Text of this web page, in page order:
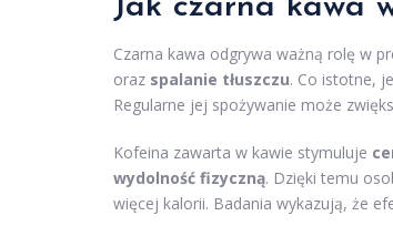
Jak czarna kawa
Czarna kawa odgrywa ważną rolę w
oraz spalanie tłuszczu. Co istotne,
Regularne jej spożywanie może
Kofeina zawarta w kawie stymuluje
wydolność fizyczną. Dzięki temu
więcej kalorii. Badania wykazują, że